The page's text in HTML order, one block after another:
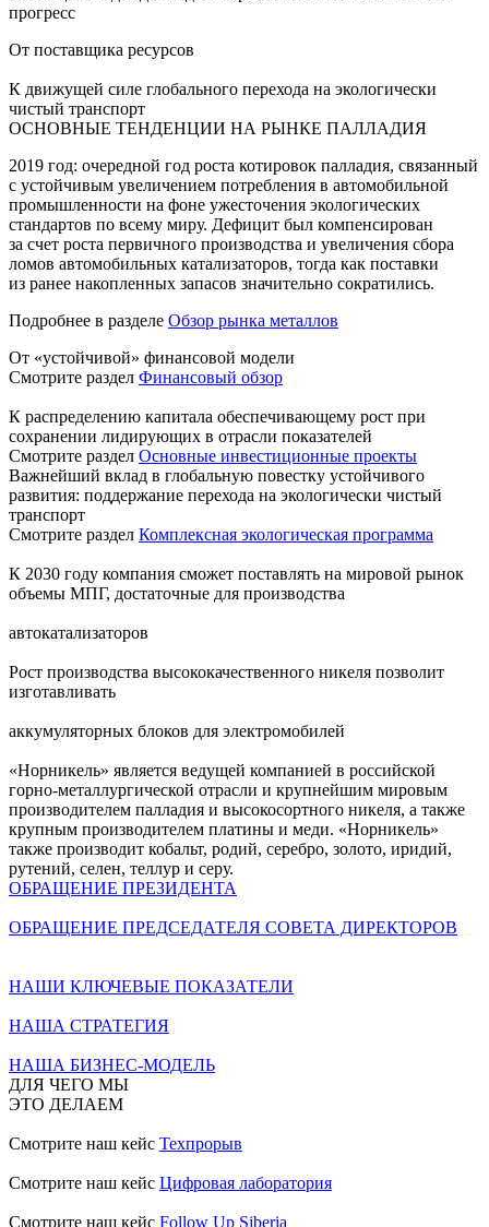
прогресс
От поставщика ресурсов
К движущей силе глобального перехода на экологически
чистый транспорт
ОСНОВНЫЕ ТЕНДЕНЦИИ НА РЫНКЕ ПАЛЛАДИЯ
2019 год: очередной год роста котировок палладия, связанный
с устойчивым увеличением потребления в автомобильной
промышленности на фоне ужесточения экологических
стандартов по всему миру. Дефицит был компенсирован
за счет роста первичного производства и увеличения сбора
ломов автомобильных катализаторов, тогда как поставки
из ранее накопленных запасов значительно сократились.
Подробнее в разделе Обзор рынка металлов
От «устойчивой» финансовой модели
Смотрите раздел Финансовый обзор
К распределению капитала обеспечивающему рост при
сохранении лидирующих в отрасли показателей
Смотрите раздел Основные инвестиционные проекты
Важнейший вклад в глобальную повестку устойчивого
развития: поддержание перехода на экологически чистый
транспорт
Смотрите раздел Комплексная экологическая программа
К 2030 году компания сможет поставлять на мировой рынок
объемы МПГ, достаточные для производства
автокатализаторов
Рост производства высококачественного никеля позволит
изготавливать
аккумуляторных блоков для электромобилей
«Норникель» является ведущей компанией в российской
горно-металлургической отрасли и крупнейшим мировым
производителем палладия и высокосортного никеля, а также
крупным производителем платины и меди. «Норникель»
также производит кобальт, родий, серебро, золото, иридий,
рутений, селен, теллур и серу.
ОБРАЩЕНИЕ ПРЕЗИДЕНТА
ОБРАЩЕНИЕ ПРЕДСЕДАТЕЛЯ СОВЕТА ДИРЕКТОРОВ
НАШИ КЛЮЧЕВЫЕ ПОКАЗАТЕЛИ
НАША СТРАТЕГИЯ
НАША БИЗНЕС-МОДЕЛЬ
ДЛЯ ЧЕГО МЫ
ЭТО ДЕЛАЕМ
Смотрите наш кейс Техпрорыв
Смотрите наш кейс Цифровая лаборатория
Смотрите наш кейс Follow Up Siberia